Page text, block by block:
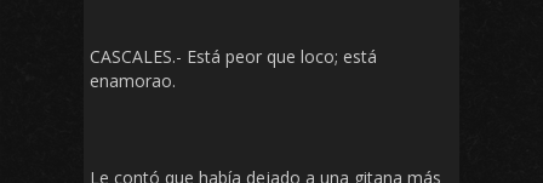
CASCALES.- Está peor que loco; está
enamorao.
Le contó que había dejado a una gitana más